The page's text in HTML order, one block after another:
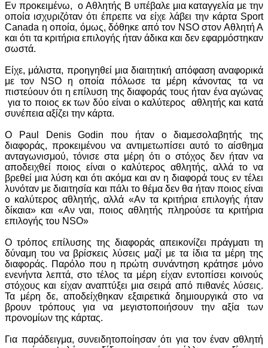
Εν προκειμένω, ο Αθλητής Β υπέβαλε μια καταγγελία με την
οποία ισχυριζόταν ότι έπρεπε να είχε λάβει την κάρτα Sport
Canada η οποία, όμως, δόθηκε από τον NSO στον Αθλητή Α
και ότι τα κριτήρια επιλογής ήταν άδικα και δεν εφαρμόστηκαν
σωστά.
Είχε, μάλιστα, προηγηθεί μια διαιτητική απόφαση αναφορικά
με τον NSO η οποία πόλωσε τα μέρη κάνοντας τα να
πιστεύουν ότι η επίλυση της διαφοράς τους ήταν ένα αγώνας
για το ποιος εκ των δύο είναι ο καλύτερος αθλητής και κατά
συνέπεια αξίζει την κάρτα.
Ο Paul Denis Godin που ήταν ο διαμεσολαβητής της
διαφοράς, προκειμένου να αντιμετωπίσει αυτό το αίσθημα
ανταγωνισμού, τόνισε στα μέρη ότι ο στόχος δεν ήταν να
αποδειχθεί ποιος είναι ο καλύτερος αθλητής, αλλά το να
βρεθεί μια λύση και ότι ακόμα και αν η διαφορά τους εν τέλει
λυνόταν με διαιτησία και πάλι το θέμα δεν θα ήταν ποιος είναι
ο καλύτερος αθλητής, αλλά «Αν τα κριτήρια επιλογής ήταν
δίκαια» και «Αν ναι, ποιος αθλητής πληρούσε τα κριτήρια
επιλογής του NSO»
Ο τρόπος επίλυσης της διαφοράς απεικονίζει πράγματι τη
δύναμη του να βρίσκεις λύσεις μαζί με τα ίδια τα μέρη της
διαφοράς. Παρόλο που η πρώτη συνάντηση κράτησε μόνο
ενενήντα λεπτά, στο τέλος τα μέρη είχαν εντοπίσει κοινούς
στόχους και είχαν αναπτύξει μια σειρά από πιθανές λύσεις.
Τα μέρη δε, αποδείχθηκαν εξαιρετικά δημιουργικά στο να
βρουν τρόπους για να μεγιστοποιήσουν την αξία των
προνομίων της κάρτας.
Για παράδειγμα, συνειδητοποίησαν ότι για τον έναν αθλητή